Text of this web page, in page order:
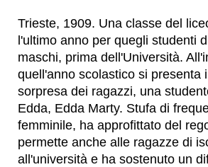
Trieste, 1909. Una classe del
l'ultimo anno per quegli studenti
maschi, prima dell'Università.
quell'anno scolastico si presenta
sorpresa dei ragazzi, una
Edda, Edda Marty. Stufa di
femminile, ha approfittato del
permette anche alle ragazze di
all'università e ha sostenuto un